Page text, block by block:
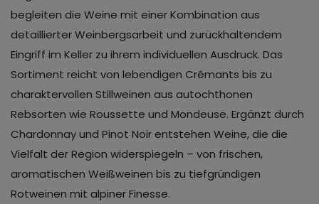
begleiten die Weine mit einer Kombination aus
detaillierter Weinbergsarbeit und zurückhaltendem
Eingriff im Keller zu ihrem individuellen Ausdruck. Das
Sortiment reicht von lebendigen Crémants bis zu
charaktervollen Stillweinen aus autochthonen
Rebsorten wie Roussette und Mondeuse. Ergänzt durch
Chardonnay und Pinot Noir entstehen Weine, die die
Vielfalt der Region widerspiegeln – von frischen,
aromatischen Weißweinen bis zu tiefgründigen
Rotweinen mit alpiner Finesse.